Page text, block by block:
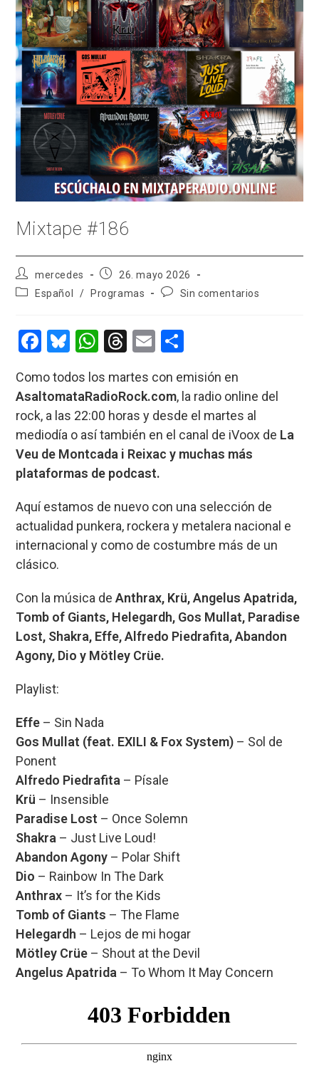
Mixtape #186
Autor
de
la
mercedes
Publicación
la
26. mayo 2026
Categoría
entrada:
Español / Programas
Comentarios
entrada:
Sin comentarios
F
ce
b
o
o
k
Bl
es
ky
W
at
s
A
p
p
T
e
a
d
s
E
ail m
p
ar
tir
Como todos los martes con emisión en
AsaltomataRadioRock.com, la radio online del
rock, a las 22:00 horas y desde el martes al
mediodía o así también en el canal de iVoox de La
Veu de Montcada i Reixac y muchas más
plataformas de podcast.
Aquí estamos de nuevo con una selección de
actualidad punkera, rockera y metalera nacional e
internacional y como de costumbre más de un
clásico.
Con la música deAnthrax, Krü, Angelus Apatrida,
Tomb of Giants, Helegardh, Gos Mullat, Paradise
Lost, Shakra, Effe, Alfredo Piedrafita, Abandon
Agony, Dio y Mötley Crüe.
Playlist:
Effe – Sin Nada
Gos Mullat (feat. EXILI & Fox System) – Sol de
Ponent
Alfredo Piedrafita – Písale
Krü – Insensible
Paradise Lost – Once Solemn
Shakra – Just Live Loud!
Abandon Agony – Polar Shift
Dio – Rainbow In The Dark
Anthrax – It’s for the Kids
Tomb of Giants – The Flame
Helegardh – Lejos de mi hogar
Mötley Crüe – Shout at the Devil
Angelus Apatrida – To Whom It May Concern